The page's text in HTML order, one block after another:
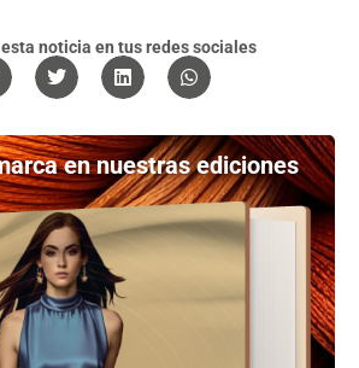
noticia en tus redes sociales
en nuestras ediciones